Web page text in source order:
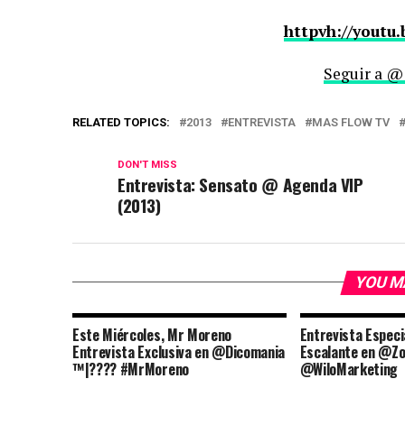
httpvh://
Seguir a
RELATED TOPICS: 2013 ENTREVISTA MAS FLOW TV
DON'T MISS
Entrevista: Sensato @ Agenda VIP
(2013)
YOU
Este Miércoles, Mr Moreno
Entrevista Exclusiva en @Dicomania
™|???? #MrMoreno
Entrevista
Escalante en
@WiloMarketing